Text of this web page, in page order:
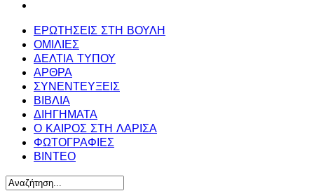
ΕΡΩΤΗΣΕΙΣ ΣΤΗ ΒΟΥΛΗ
ΟΜΙΛΙΕΣ
ΔΕΛΤΙΑ ΤΥΠΟΥ
ΑΡΘΡΑ
ΣΥΝΕΝΤΕΥΞΕΙΣ
ΒΙΒΛΙΑ
ΔΙΗΓΗΜΑΤΑ
Ο ΚΑΙΡΟΣ ΣΤΗ ΛΑΡΙΣΑ
ΦΩΤΟΓΡΑΦΙΕΣ
ΒΙΝΤΕΟ